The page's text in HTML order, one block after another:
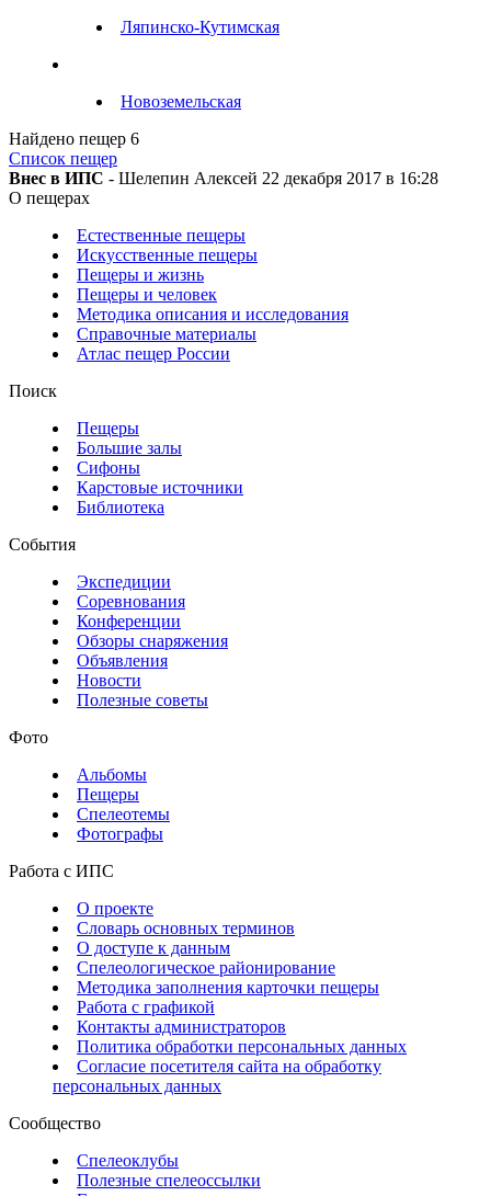
Ляпинско-Кутимская
Новоземельская
Найдено пещер 6
Список пещер
Внес в ИПС - Шелепин Алексей 22 декабря 2017 в 16:28
О пещерах
Естественные пещеры
Искусственные пещеры
Пещеры и жизнь
Пещеры и человек
Методика описания и исследования
Справочные материалы
Атлас пещер России
Поиск
Пещеры
Большие залы
Сифоны
Карстовые источники
Библиотека
События
Экспедиции
Соревнования
Конференции
Обзоры снаряжения
Объявления
Новости
Полезные советы
Фото
Альбомы
Пещеры
Спелеотемы
Фотографы
Работа с ИПС
О проекте
Словарь основных терминов
О доступе к данным
Спелеологическое районирование
Методика заполнения карточки пещеры
Работа с графикой
Контакты администраторов
Политика обработки персональных данных
Согласие посетителя сайта на обработку
персональных данных
Сообщество
Спелеоклубы
Полезные спелеоссылки